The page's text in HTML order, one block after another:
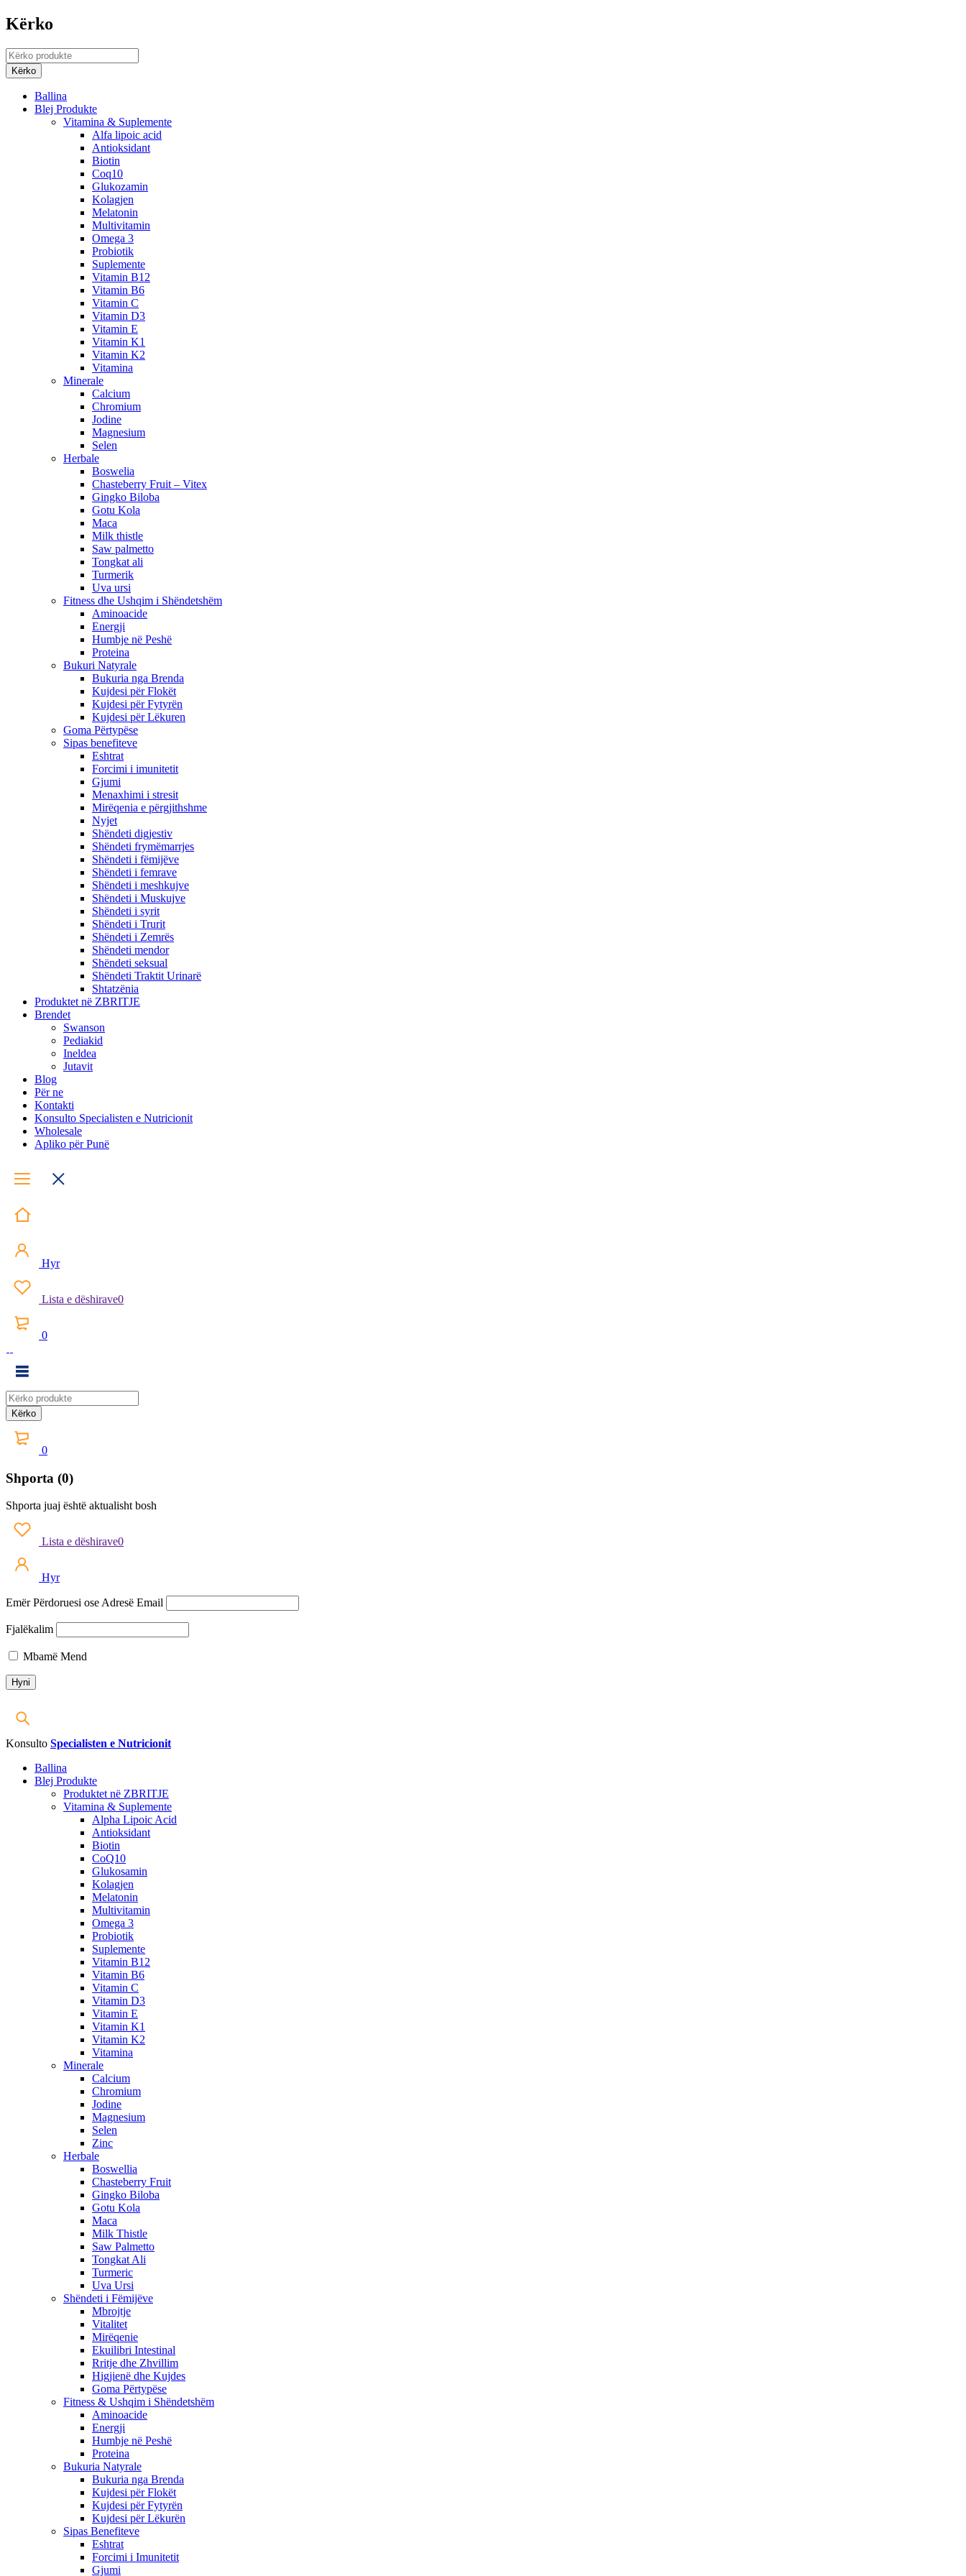
Kërko
Ballina
Blej Produkte
Vitamina & Suplemente
Alfa lipoic acid
Antioksidant
Biotin
Coq10
Glukozamin
Kolagjen
Melatonin
Multivitamin
Omega 3
Probiotik
Suplemente
Vitamin B12
Vitamin B6
Vitamin C
Vitamin D3
Vitamin E
Vitamin K1
Vitamin K2
Vitamina
Minerale
Calcium
Chromium
Jodine
Magnesium
Selen
Herbale
Boswelia
Chasteberry Fruit – Vitex
Gingko Biloba
Gotu Kola
Maca
Milk thistle
Saw palmetto
Tongkat ali
Turmerik
Uva ursi
Fitness dhe Ushqim i Shëndetshëm
Aminoacide
Energji
Humbje në Peshë
Proteina
Bukuri Natyrale
Bukuria nga Brenda
Kujdesi për Flokët
Kujdesi për Fytyrën
Kujdesi për Lëkuren
Goma Përtypëse
Sipas benefiteve
Eshtrat
Forcimi i imunitetit
Gjumi
Menaxhimi i stresit
Mirëqenia e përgjithshme
Nyjet
Shëndeti digjestiv
Shëndeti frymëmarrjes
Shëndeti i fëmijëve
Shëndeti i femrave
Shëndeti i meshkujve
Shëndeti i Muskujve
Shëndeti i syrit
Shëndeti i Trurit
Shëndeti i Zemrës
Shëndeti mendor
Shëndeti seksual
Shëndeti Traktit Urinarë
Shtatzënia
Produktet në ZBRITJE
Brendet
Swanson
Pediakid
Ineldea
Jutavit
Blog
Për ne
Kontakti
Konsulto Specialisten e Nutricionit
Wholesale
Apliko për Punë
Hyr
Lista e dëshirave0
0
0
Shporta (0)
Shporta juaj është aktualisht bosh
Lista e dëshirave0
Hyr
Emër Përdoruesi ose Adresë Email
Fjalëkalim
Mbamë Mend
Konsulto Specialisten e Nutricionit
Ballina
Blej Produkte
Produktet në ZBRITJE
Vitamina & Suplemente
Alpha Lipoic Acid
Antioksidant
Biotin
CoQ10
Glukosamin
Kolagjen
Melatonin
Multivitamin
Omega 3
Probiotik
Suplemente
Vitamin B12
Vitamin B6
Vitamin C
Vitamin D3
Vitamin E
Vitamin K1
Vitamin K2
Vitamina
Minerale
Calcium
Chromium
Jodine
Magnesium
Selen
Zinc
Herbale
Boswellia
Chasteberry Fruit
Gingko Biloba
Gotu Kola
Maca
Milk Thistle
Saw Palmetto
Tongkat Ali
Turmeric
Uva Ursi
Shëndeti i Fëmijëve
Mbrojtje
Vitalitet
Mirëqenie
Ekuilibri Intestinal
Rritje dhe Zhvillim
Higjienë dhe Kujdes
Goma Përtypëse
Fitness & Ushqim i Shëndetshëm
Aminoacide
Energji
Humbje në Peshë
Proteina
Bukuria Natyrale
Bukuria nga Brenda
Kujdesi për Flokët
Kujdesi për Fytyrën
Kujdesi për Lëkurën
Sipas Benefiteve
Eshtrat
Forcimi i Imunitetit
Gjumi